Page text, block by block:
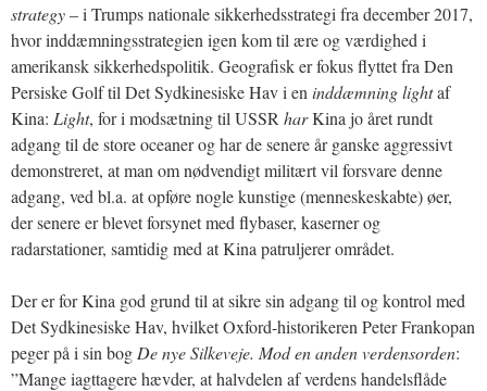
strategy– i Trumps nationale sikkerhedsstrategi fra december 2017,
hvor inddæmningsstrategien igen kom til ære og værdighed i
amerikansk sikkerhedspolitik. Geografisk er fokus flyttet fra Den
Persiske Golf til Det Sydkinesiske Hav i en inddæmning lightaf
Kina: Light, for i modsætning til USSR harKina jo året rundt
adgang til de store oceaner og har de senere år ganske aggressivt
demonstreret, at man om nødvendigt militært vil forsvare denne
adgang, ved bl.a. at opføre nogle kunstige (menneskeskabte) øer,
der senere er blevet forsynet med flybaser, kaserner og
radarstationer, samtidig med at Kina patruljerer området.
Der er for Kina god grund til at sikre sin adgang til og kontrol med
Det Sydkinesiske Hav, hvilket Oxford-historikeren Peter Frankopan
peger på i sin bog De nye Silkeveje. Mod en anden verdensorden:
”Mange iagttagere hævder, at halvdelen af verdens handelsflåde